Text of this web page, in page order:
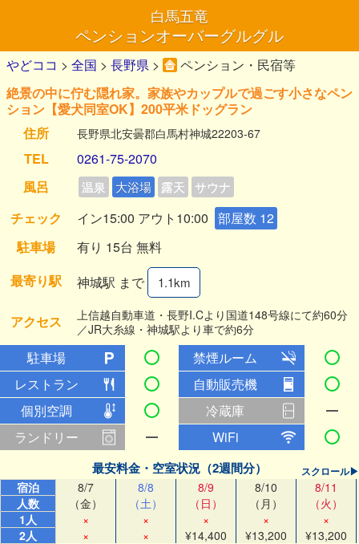
白馬五竜
ペンションオーバーグルグル
やどココ > 全国 > 長野県 >
ペンション・民宿等
絶景の中に佇む隠れ家。家族やカップルで過ごす小さなペン
ション【愛犬同室OK】200平米ドッグラン
住所
長野県北安曇郡白馬村神城22203-67
TEL
0261-75-2070
風呂
温泉 大浴場 露天 サウナ
チェック イン15:00 アウト10:00 部屋数 12
駐車場
有り 15台 無料
最寄り駅
神城駅 まで 1.1km
アクセス
上信越自動車道・長野I.Cより国道148号線にて約60分
／JR大糸線・神城駅より車で約6分
駐車場
禁煙ルーム
レストラン
自動販売機
個別空調
冷蔵庫
ランドリー
WiFi
最安料金・空室状況（2週間分） スクロール▶
宿泊 8/7 8/8 8/9 8/10
8/11
人数
（金） （土） （日） （月）
（火）
1人
× × × ×
×
2人
× × ¥14,400 ¥13,200 ¥13,200